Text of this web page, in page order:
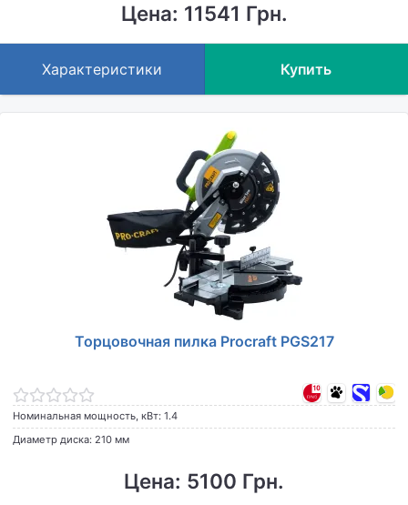
Цена: 11541 Грн.
Характеристики Купить
Торцовочная пилка Procraft PGS217
Номинальная мощность, кВт: 1.4
Диаметр диска: 210 мм
Цена: 5100 Грн.